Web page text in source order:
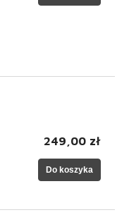
249,00 zł
Do koszyka